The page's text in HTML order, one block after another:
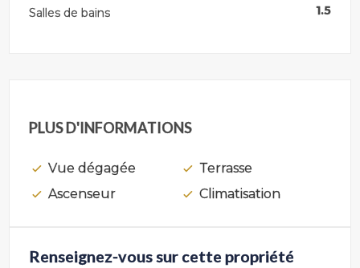
Salles de bains 1.5
PLUS D'INFORMATIONS
Vue dégagée
Terrasse
Ascenseur
Climatisation
Renseignez-vous sur cette propriété